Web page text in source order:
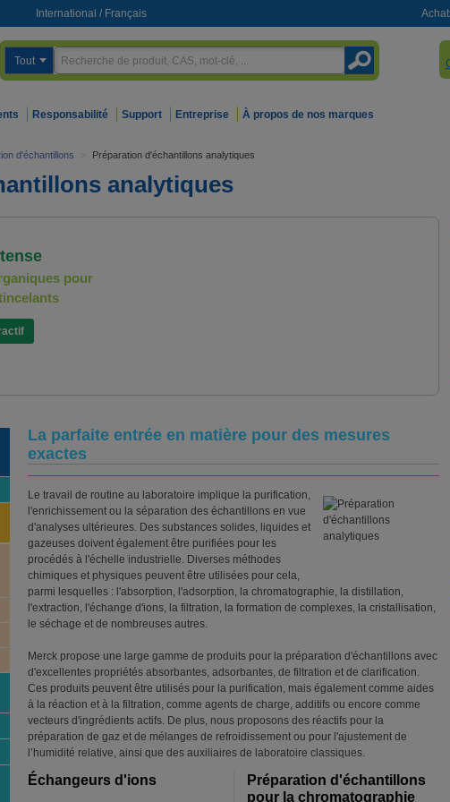
International / Français
Tout
Responsabilité Support Entreprise À propos de nos marques
d'échantillons > Préparation d'échantillons analytiques
analytiques
pour
La parfaite entrée en matière pour des mesures
exactes
Le travail de routine au laboratoire implique la purification,
l'enrichissement ou la séparation des échantillons en vue
d'analyses ultérieures. Des substances solides, liquides et
gazeuses doivent également être purifiées pour les
procédés à l'échelle industrielle. Diverses méthodes
chimiques et physiques peuvent être utilisées pour cela,
parmi lesquelles : l'absorption, l'adsorption, la chromatographie, la distillation,
l'extraction, l'échange d'ions, la filtration, la formation de complexes, la cristallisation,
le séchage et de nombreuses autres.
Merck propose une large gamme de produits pour la préparation d'échantillons avec
d'excellentes propriétés absorbantes, adsorbantes, de filtration et de clarification.
Ces produits peuvent être utilisés pour la purification, mais également comme aides
à la réaction et à la filtration, comme agents de charge, additifs ou encore comme
vecteurs d'ingrédients actifs. De plus, nous proposons des réactifs pour la
préparation de gaz et de mélanges de refroidissement ou pour l'ajustement de
l’humidité relative, ainsi que des auxiliaires de laboratoire classiques.
Échangeurs d'ions
Préparation d'échantillons
pour la chromatographie